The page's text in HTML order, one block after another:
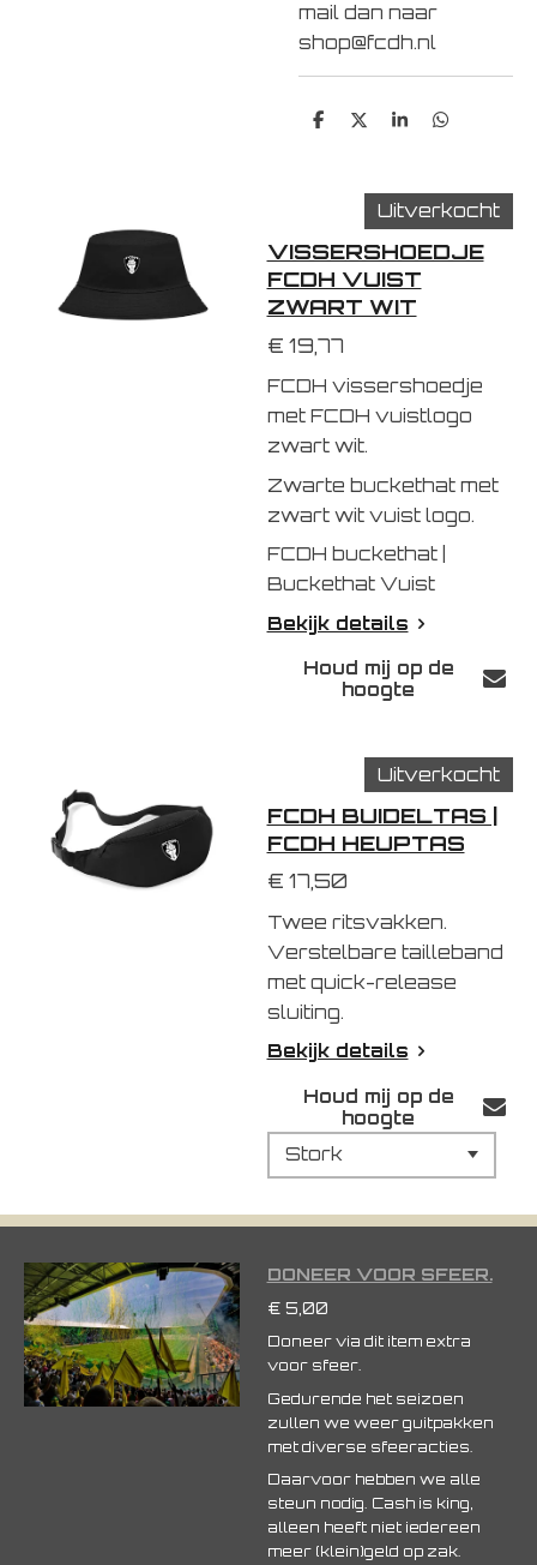
mail dan naar
shop@fcdh.nl
D
D
S
e
D
n
Uitverkocht
VISSERSHOEDJE
FCDH VUIST
ZWART WIT
€ 19,77
FCDH vissershoedje
met FCDH vuistlogo
zwart wit.
Zwarte buckethat met
zwart wit vuist logo.
FCDH buckethat |
Buckethat Vuist
Bekijk details
Houd mij op de
hoogte
Uitverkocht
FCDH BUIDELTAS |
FCDH HEUPTAS
€ 17,50
Twee ritsvakken.
Verstelbare tailleband
met quick-release
sluiting.
Bekijk details
Houd mij op de
hoogte
DONEER VOOR SFEER.
€ 5,00
Doneer via dit item extra
voor sfeer.
Gedurende het seizoen
zullen we weer guitpakken
met diverse sfeeracties.
Daarvoor hebben we alle
steun nodig. Cash is king,
alleen heeft niet iedereen
meer (klein)geld op zak.